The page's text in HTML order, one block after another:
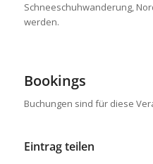
Schneeschuhwanderung,
werden.
Bookings
Buchungen sind für diese
Eintrag teilen